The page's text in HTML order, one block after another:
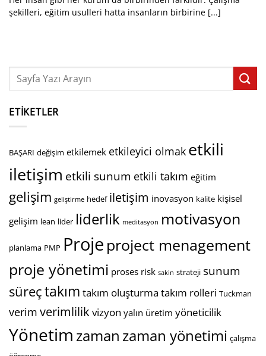
şekilleri, eğitim usulleri hatta insanların birbirine [...]
ETIKETLER
BAŞARI değişim etkilemek etkileyici olmak etkili
iletişim etkili sunum etkili takım eğitim
gelişim geliştirme hedef iletişim inovasyon kalite kişisel
gelişim lean lider liderlik meditasyon motivasyon
planlama PMP Proje project menagement
proje yönetimi proses risk sakin strateji sunum
süreçtakım takım oluşturma takım rolleri Tuckman
verim verimlilik vizyon yalın üretim yöneticilik
Yönetim zaman zaman yönetimi çalışma